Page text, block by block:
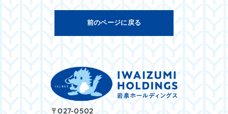
前のページに戻る
〒027-0502